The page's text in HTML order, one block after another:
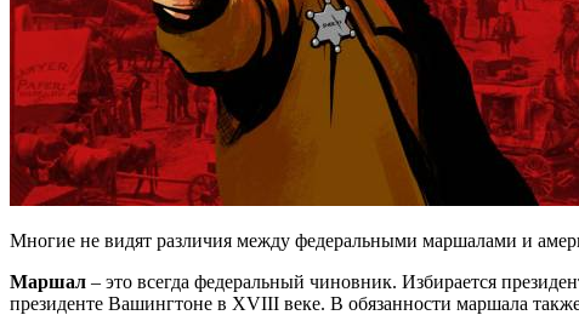
Многие не видят различия между федеральными маршалами и
Маршал – это всегда федеральный чиновник. Избирается
президенте Вашингтоне в XVIII веке. В обязанности маршала